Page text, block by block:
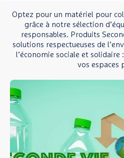
Optez pour un matériel pour
grâce à notre sélection
responsables. Produits
solutions respectueuses de
l’économie sociale et solidaire
vos espaces